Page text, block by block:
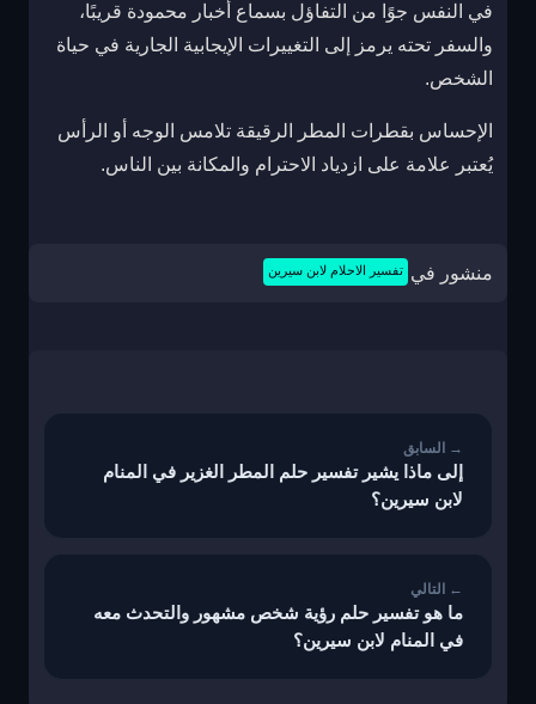
في النفس جوًا من التفاؤل بسماع أخبار محمودة قريبًا،
والسفر تحته يرمز إلى التغييرات الإيجابية الجارية في حياة
الشخص.
الإحساس بقطرات المطر الرقيقة تلامس الوجه أو الرأس
يُعتبر علامة على ازدياد الاحترام والمكانة بين الناس.
منشور في تفسير الاحلام لابن سيرين
إلى ماذا يشير تفسير حلم المطر الغزير في المنام
لابن سيرين؟
ما هو تفسير حلم رؤية شخص مشهور والتحدث معه
في المنام لابن سيرين؟